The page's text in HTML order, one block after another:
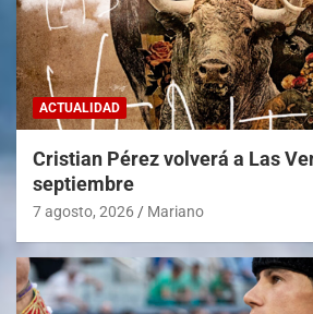
ACTUALIDAD
Cristian Pérez volverá a Las
septiembre
7 agosto, 2026 Mariano